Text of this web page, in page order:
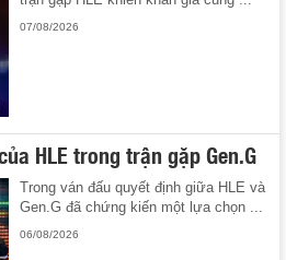
07/08/2026
HLE trong trận gặp Gen.G
Trong ván đấu quyết định giữa HLE và
Gen.G đã chứng kiến một lựa chọn ...
06/08/2026